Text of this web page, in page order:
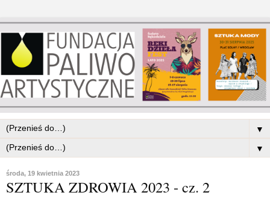
▼
▼
środa, 19 kwietnia 2023
SZTUKA ZDROWIA 2023 - cz. 2